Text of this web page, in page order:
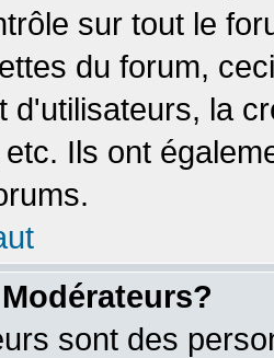
sur tout le
du forum,
d'utilisateurs, la
Ils ont
sont des